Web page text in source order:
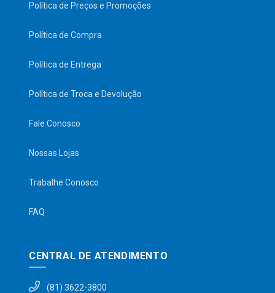
Política de Preços e Promoções
Política de Compra
Política de Entrega
Política de Troca e Devolução
Fale Conosco
Nossas Lojas
Trabalhe Conosco
FAQ
CENTRAL DE ATENDIMENTO
(81) 3622-3800